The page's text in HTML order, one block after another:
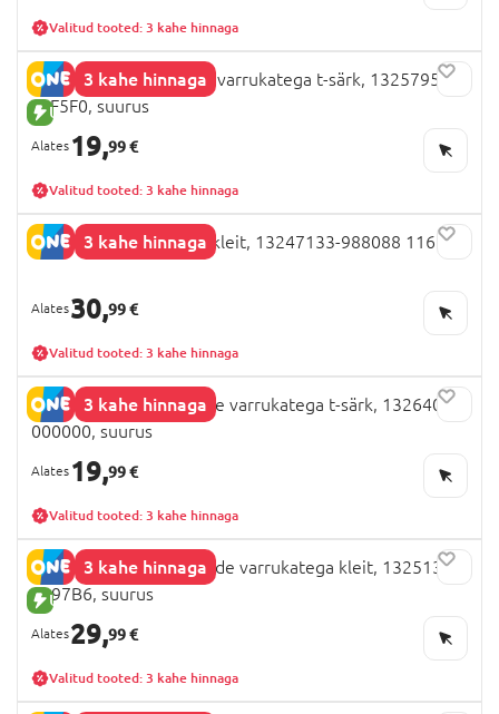
Valitud tooted: 3 kahe hinnaga
3 kahe hinnaga
UUS TOODE
NAME IT FIFA lühikeste varrukatega t-särk, 13257956-
F4F5F0, suurus
19,99 €
Valitud tooted: 3 kahe hinnaga
3 kahe hinnaga
NAME IT PAW PATROL kleit, 13247133-988088 116 cm
30,99 €
Valitud tooted: 3 kahe hinnaga
3 kahe hinnaga
NAME IT KPOP lühikeste varrukatega t-särk, 13264031-
000000, suurus
19,99 €
Valitud tooted: 3 kahe hinnaga
3 kahe hinnaga
UUS TOODE
NAME IT FROZEN pikkade varrukatega kleit, 13251362-
8097B6, suurus
29,99 €
Valitud tooted: 3 kahe hinnaga